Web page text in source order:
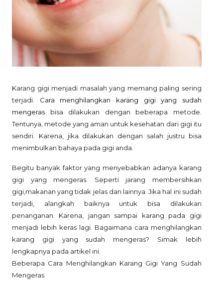
Karang gigi menjadi masalah yang memang paling sering
terjadi. Cara menghilangkan karang gigi yang sudah
mengeras bisa dilakukan dengan beberapa metode.
Tentunya, metode yang aman untuk kesehatan dari gigi itu
sendiri. Karena, jika dilakukan dengan salah justru bisa
menimbulkan bahaya pada gigi anda.
Begitu banyak faktor yang menyebabkan adanya karang
gigi yang mengeras. Seperti jarang membersihkan
gigi,makanan yang tidak jelas dan lainnya. Jika hal ini sudah
terjadi, alangkah baiknya untuk bisa dilakukan
penanganan. Karena, jangan sampai karang pada gigi
menjadi lebih keras lagi. Bagaimana cara menghilangkan
karang gigi yang sudah mengeras? Simak lebih
lengkapnya pada artikel ini.
Beberapa Cara Menghilangkan Karang Gigi Yang Sudah
Mengeras